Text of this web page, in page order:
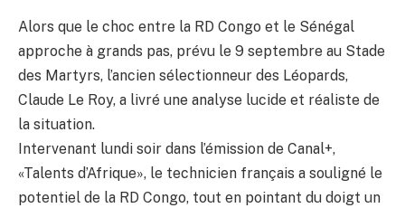
Alors que le choc entre la RD Congo et le Sénégal
approche à grands pas, prévu le 9 septembre au Stade
des Martyrs, l’ancien sélectionneur des Léopards,
Claude Le Roy, a livré une analyse lucide et réaliste de
la situation.
Intervenant lundi soir dans l’émission de Canal+,
«Talents d’Afrique», le technicien français a souligné le
potentiel de la RD Congo, tout en pointant du doigt un